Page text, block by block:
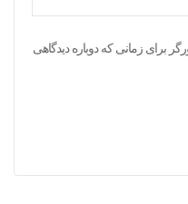
برای زمانی که دوباره دیدگاهی